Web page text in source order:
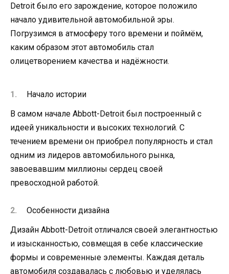
Detroit было его зарождение, которое положило
начало удивительной автомобильной эры.
Погрузимся в атмосферу того времени и поймём,
каким образом этот автомобиль стал
олицетворением качества и надёжности.
Начало истории
В самом начале Abbott-Detroit был построенный с
идеей уникальности и высоких технологий. С
течением времени он приобрел популярность и стал
одним из лидеров автомобильного рынка,
завоевавшим миллионы сердец своей
превосходной работой.
Особенности дизайна
Дизайн Abbott-Detroit отличался своей элегантностью
и изысканностью, совмещая в себе классические
формы и современные элементы. Каждая деталь
автомобиля создавалась с любовью и уделялась